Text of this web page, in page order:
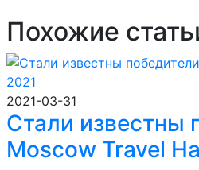
Похожие
2021-03-31
Стали известны
Moscow Travel